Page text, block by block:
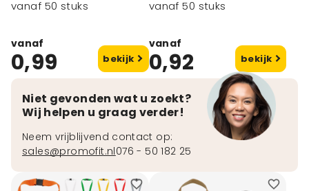
vanaf 50 stuks
vanaf
0,99 bekijk
vanaf 50 stuks
vanaf
0,92 bekijk
Niet gevonden wat u zoekt?
Wij helpen u graag verder!
Neem vrijblijvend contact op:
sales@promofit.nl076 - 50 182 25